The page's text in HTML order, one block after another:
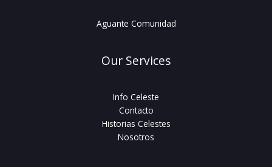
Aguante Comunidad
Our Services
Info Celeste
Contacto
Historias Celestes
Nosotros